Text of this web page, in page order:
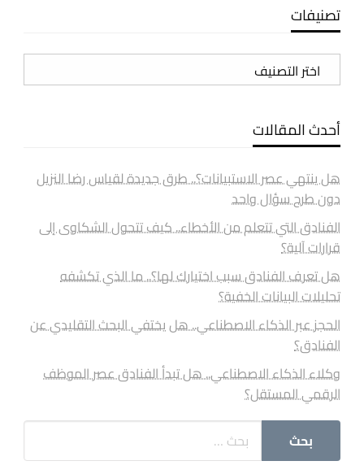
تصنيفات
تصنيفات
أحدث المقالات
هل ينتهي عصر الاستبيانات؟.. طرق جديدة لقياس رضا النزيل
دون طرح سؤال واحد
الفنادق التي تتعلم من الأخطاء.. كيف تتحول الشكاوى إلى
قرارات آلية؟
هل تعرف الفنادق سبب اختيارك لها؟.. ما الذي تكشفه
تحليلات البيانات الخفية؟
الحجز عبر الذكاء الاصطناعي.. هل يختفي البحث التقليدي عن
الفنادق؟
وكلاء الذكاء الاصطناعي.. هل تبدأ الفنادق عصر الموظف
الرقمي المستقل؟